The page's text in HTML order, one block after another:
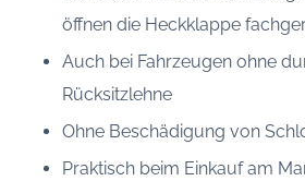
öffnen die Heckklappe
Auch bei Fahrzeugen ohne
Rücksitzlehne
Ohne Beschädigung von
Praktisch beim Einkauf am